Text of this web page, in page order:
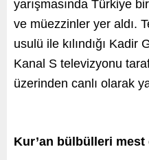
yarışmasında Türkiye
ve müezzinler yer aldı.
usulü ile kılındığı Kadir
Kanal S televizyonu
üzerinden canlı olarak
Kur’an bülbülleri mest